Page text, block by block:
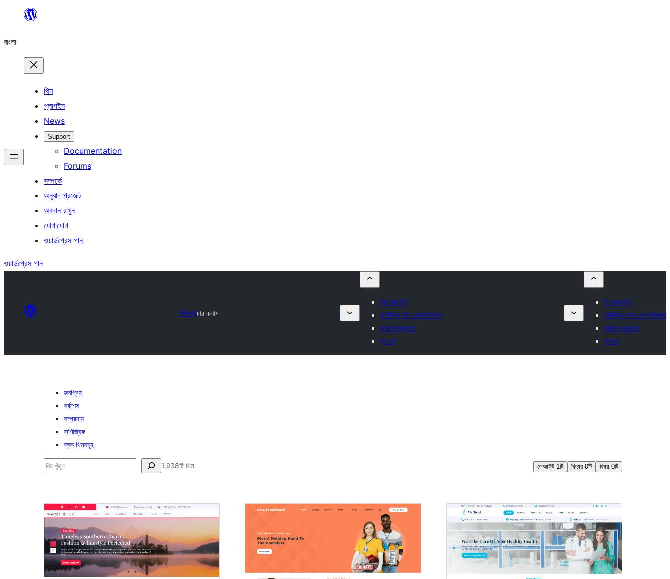
যান
বাংলা
থিম
প্লাগইন
News
Support
Documentation
Forums
সম্পর্কে
অনুবাদ প্রজেক্ট
অবদান রাখুন
যোগাযোগ
ওয়ার্ডপ্রেস পান
ওয়ার্ডপ্রেস পান
থিমসমূহচার কলাম
থিম জমা দিন
বাণিজ্যিক থিম কোম্পানিসমূহ
আমার পছন্দগুলো
প্রবেশ
থিম জমা দিন
বাণিজ্যিক থিম কোম্পানিসমূহ
আমার পছন্দগুলো
প্রবেশ
জনপ্রিয়
সর্বশেষ
সম্প্রদায়
বাণিজ্যিক
ব্লক থিমসমূহ
অনুসন্ধান 1,938টি থিম লেআউট 1টি ফিচার 0টি বিষয় 0টি
চার